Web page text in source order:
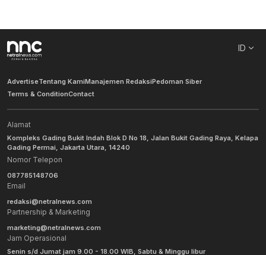
ID
AdvertiseTentang KamiManajemen RedaksiPedoman Siber
Terms & ConditionContact
Alamat
Kompleks Gading Bukit Indah Blok D No 18, Jalan Bukit Gading Raya, Kelapa
Gading Permai, Jakarta Utara, 14240
Nomor Telepon
087785148706
Email
redaksi@netralnews.com
Partnership & Marketing
marketing@netralnews.com
Jam Operasional
Senin s/d Jumat jam 9.00 - 18.00 WIB, Sabtu & Minggu libur